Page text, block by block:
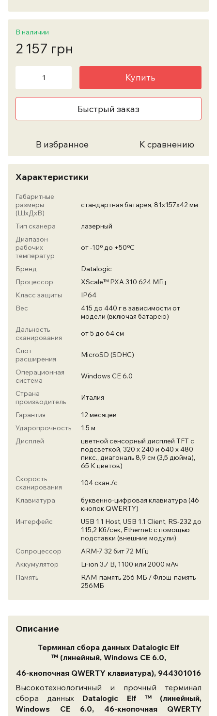
В наличии
2 157 грн
Купить
Быстрый заказ
В избранное К сравнению
Характеристики
Габаритные
размеры
(ШхДхВ)
стандартная батарея, 81х157х42 мм
Тип сканера
лазерный
Диапазон
рабочих
температур
от -10º до +50ºC
Бренд
Datalogic
Процессор
XScale™ PXA 310 624 МГц
Класс защиты
IP64
Вес
415 до 440 г в зависимости от
модели (включая батарею)
Дальность
сканирования
от 5 до 64 см
Слот
расширения
MicroSD (SDHC)
Операционная
система
Windows CE 6.0
Страна
производитель
Италия
Гарантия
12 месяцев
Ударопрочность
1,5 м
Дисплей
цветной сенсорный дисплей TFT с
подсветкой, 320 x 240 и 640 x 480
пикс., диагональ 8,9 см (3,5 дюйма),
65 K цветов)
Скорость
сканирования
104 скан./с
Клавиатура
буквенно-цифровая клавиатура (46
кнопок QWERTY)
Интерфейс
USB 1.1 Host, USB 1.1 Client, RS-232 до
115,2 Кб/сек, Ethernet: с помощью
подставки (внешние модули)
Сопроцессор
ARM-7 32 бит 72 МГц
Аккумулятор
Li-ion 3.7 В, 1100 или 2000 мАч
Память
RAM-память 256 МБ / Флэш-память
256МБ
Описание
Терминал сбора данных Datalogic Elf
™ (линейный, Windows CE 6.0,
46-кнопочная QWERTY клавиатура), 944301016
Высокотехнологичный и прочный терминал
сбора данных Datalogic Elf ™ (линейный,
Windows CE 6.0, 46-кнопочная QWERTY